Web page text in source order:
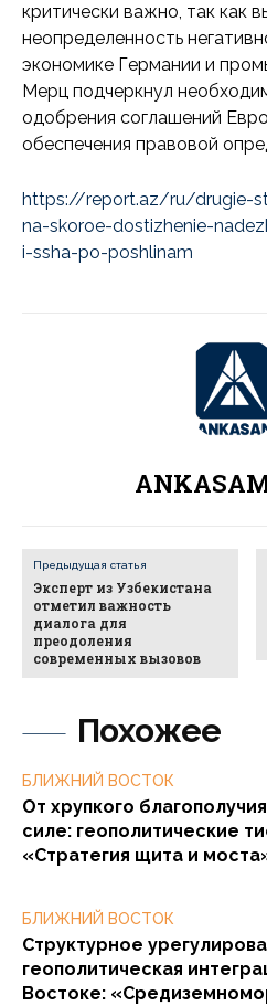
Похожее
БЛИЖНИЙ ВОСТОК
От хрупкого
силе: геополитические
«Стратегия щита и
БЛИЖНИЙ ВОСТОК
Структурное
геополитическая
Востоке:
критически важно, так как
неопределенность
экономике Германии и
Мерц подчеркнул
одобрения соглашений
обеспечения правовой
https://report.az/ru/drugie-
na-skoroe-dostizhenie-
i-ssha-po-poshlinam
Предыдущая статья
Эксперт из Узбекистана
отметил важность
диалога для
преодоления
современных вызовов